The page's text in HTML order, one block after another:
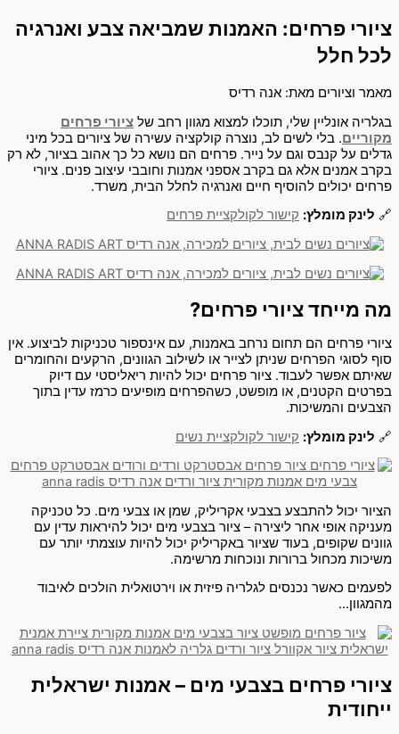
ציורי פרחים: האמנות שמביאה צבע ואנרגיה
לכל חלל
מאמר וציורים מאת: אנה רדיס
בגלריה אונליין שלי, תוכלו למצוא מגוון רחב של ציורי פרחים
מקוריים. בלי לשים לב, נוצרה קולקציה עשירה של ציורים בכל מיני
גדלים על קנבס וגם על נייר. פרחים הם נושא כל כך אהוב בציור, לא רק
בקרב אמנים אלא גם בקרב אספני אמנות וחובבי עיצוב פנים. ציורי
פרחים יכולים להוסיף חיים ואנרגיה לחלל הבית, משרד.
🔗 לינק מומלץ: קישור לקולקציית פרחים
מה מייחד ציורי פרחים?
ציורי פרחים הם תחום נרחב באמנות, עם אינספור טכניקות לביצוע. אין
סוף לסוגי הפרחים שניתן לצייר או לשילוב הגוונים, הרקעים והחומרים
שאיתם אפשר לעבוד. ציור פרחים יכול להיות ריאליסטי עם דיוק
בפרטים הקטנים, או מופשט, כשהפרחים מופיעים כרמז עדין בתוך
הצבעים והמשיכות.
🔗 לינק מומלץ: קישור לקולקציית נשים
הציור יכול להתבצע בצבעי אקריליק, שמן או צבעי מים. כל טכניקה
מעניקה אופי אחר ליצירה – ציור בצבעי מים יכול להיראות עדין עם
גוונים שקופים, בעוד שציור באקריליק יכול להיות עוצמתי יותר עם
משיכות מכחול ברורות ונוכחות מרשימה.
לפעמים כאשר נכנסים לגלריה פיזית או וירטואלית הולכים לאיבוד
מהמגוון…
ציורי פרחים בצבעי מים – אמנות ישראלית
ייחודית